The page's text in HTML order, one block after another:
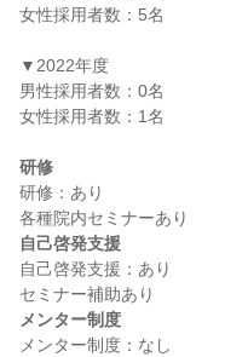
女性採用者数：5名
▼2022年度
男性採用者数：0名
女性採用者数：1名
研修
研修：あり
自己啓発支援
自己啓発支援：あり
メンター制度